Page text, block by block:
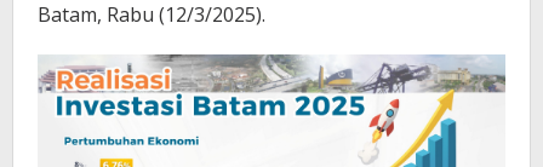
Batam, Rabu (12/3/2025).